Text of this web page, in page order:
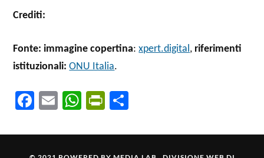
Crediti:
Fonte: immagine copertina:xpert.digital , riferimenti
istituzionali:ONU Italia.
Fa
b
E
ail
W
ts
Pr
tF n